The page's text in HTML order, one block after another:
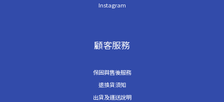
Instagram
顧客服務
保固與售後服務
退換貨須知
出貨及運送說明